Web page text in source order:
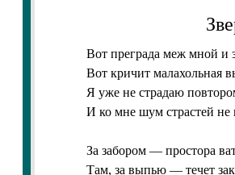
Вот преграда меж мной и
Вот кричит малахольная
Я уже не страдаю
И ко мне шум страстей не
За забором — простора
Там, за выпью — течет